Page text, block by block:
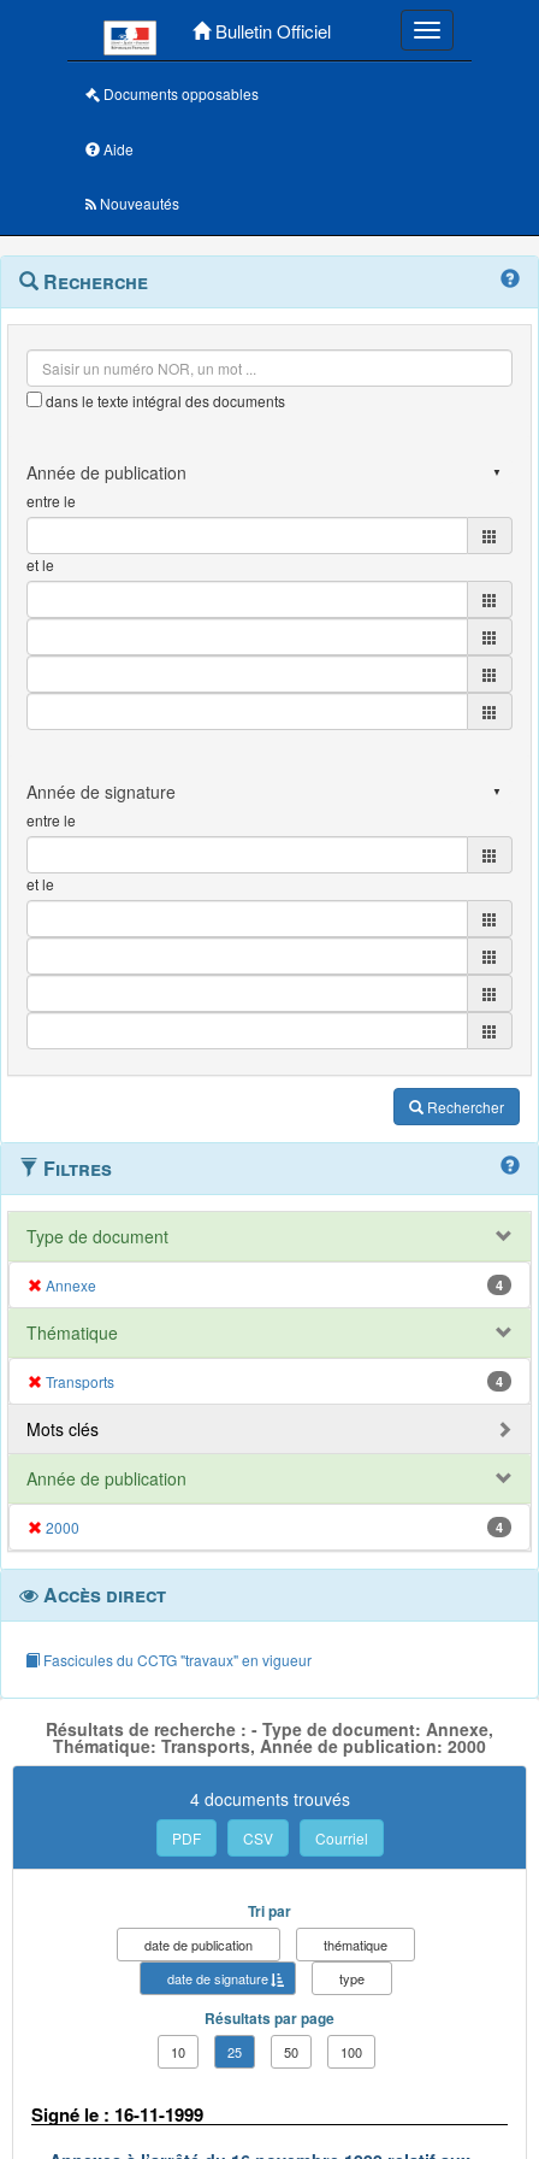
Bulletin Officiel Toggle
Documents opposables
Aide
Nouveautés
Navigation
outils
Menu
contextuel
Recherche
dans le texte intégral des documents
entre le
et le
entre le
et le
Rechercher
Filtres
Type de document
Annexe 4
Thématique
Transports 4
Mots clés
Année de publication
2000 4
Accès direct
Fascicules du CCTG "travaux" en vigueur
Résultats de recherche : - Type de document: Annexe,
Thématique: Transports, Année de publication: 2000
4 documents trouvés
PDF CSV Courriel
Tri par
date de publication
thématique
date de signature
type
Résultats par page
10 25 50 100
Signé le : 16-11-1999